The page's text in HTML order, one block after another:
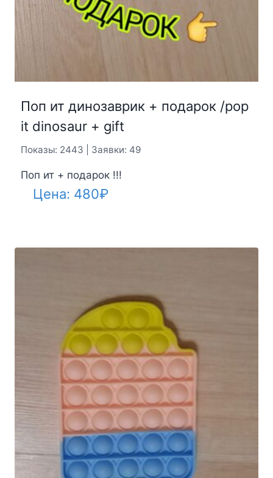
Поп ит динозаврик + подарок /pop
it dinosaur + gift
Показы: 2443 | Заявки: 49
Поп ит + подарок !!!
Цена: 480₽